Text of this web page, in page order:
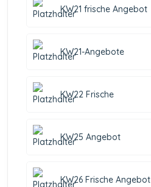
KW21 frische Angebot
KW21-Angebote
KW22 Frische
KW25 Angebot
KW26 Frische Angebot